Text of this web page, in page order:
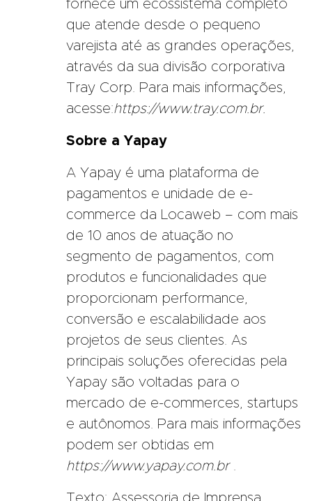
fornece um ecossistema completo
que atende desde o pequeno
varejista até as grandes operações,
através da sua divisão corporativa
Tray Corp. Para mais informações,
acesse:https://www.tray.com.br.
Sobre a Yapay
A Yapay é uma plataforma de
pagamentos e unidade de e-
commerce da Locaweb – com mais
de 10 anos de atuação no
segmento de pagamentos, com
produtos e funcionalidades que
proporcionam performance,
conversão e escalabilidade aos
projetos de seus clientes. As
principais soluções oferecidas pela
Yapay são voltadas para o
mercado de e-commerces, startups
e autônomos. Para mais informações
podem ser obtidas em
https://www.yapay.com.br.